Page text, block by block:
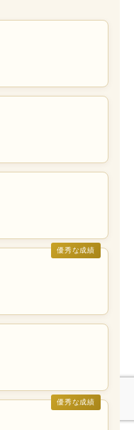
優秀な成績
優秀な成績